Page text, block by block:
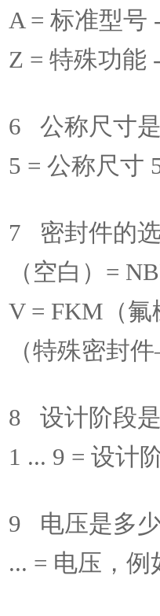
A = 标准型号
Z = 特殊功能
6 公称尺寸
5 = 公称尺寸
7 密封件的
（空白） =
V = FKM （
（特殊密封
8 设计阶段
1 ... 9 = 设计
9 电压是多
... = 电压，例